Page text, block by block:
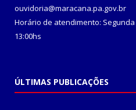
ouvidoria@maracana.pa.gov.br
Horário de atendimento: Segunda
13:00hs
ÚLTIMAS PUBLICAÇÕES